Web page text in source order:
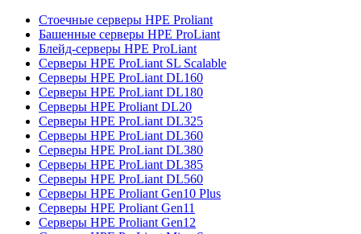
Стоечные серверы HPE Proliant
Башенные серверы HPE ProLiant
Блейд-серверы HPE ProLiant
Серверы HPE ProLiant SL Scalable
Серверы HPE ProLiant DL160
Серверы HPE ProLiant DL180
Серверы HPE Proliant DL20
Серверы HPE ProLiant DL325
Серверы HPE ProLiant DL360
Серверы HPE ProLiant DL380
Серверы HPE ProLiant DL385
Серверы HPE ProLiant DL560
Серверы HPE Proliant Gen10 Plus
Серверы HPE Proliant Gen11
Серверы HPE Proliant Gen12